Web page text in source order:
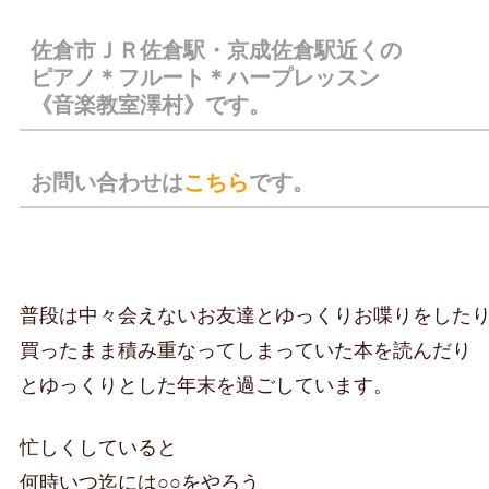
佐倉市ＪＲ佐倉駅・京成佐倉駅近くの
ピアノ＊フルート＊ハープレッスン
《音楽教室澤村》です。
お問い合わせはこちらです。
普段は中々会えないお友達とゆっくりお喋りをしたり
買ったまま積み重なってしまっていた本を読んだり
とゆっくりとした年末を過ごしています。
忙しくしていると
何時いつ迄には○○をやろう